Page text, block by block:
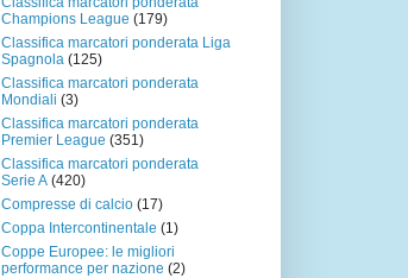
Champions League (179)
Classifica marcatori ponderata Liga
Spagnola (125)
Classifica marcatori ponderata
Mondiali (3)
Classifica marcatori ponderata
Premier League (351)
Classifica marcatori ponderata
Serie A (420)
Compresse di calcio (17)
Coppa Intercontinentale (1)
Coppe Europee: le migliori
performance per nazione (2)